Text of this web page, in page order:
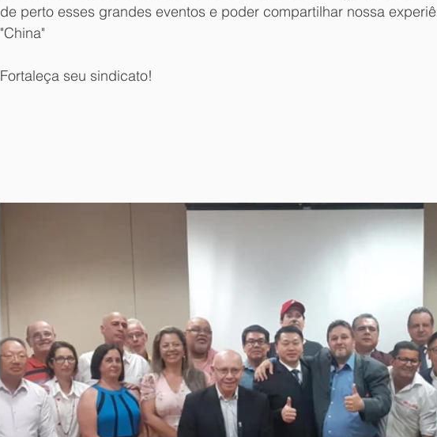
de perto esses grandes eventos e poder compartilhar nossa
"China"
Fortaleça seu sindicato!